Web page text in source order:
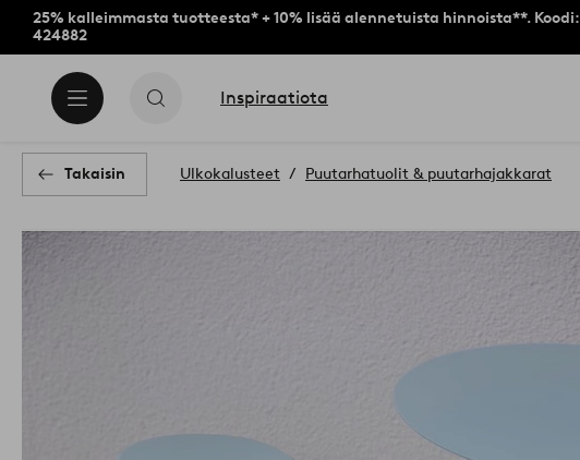
25% kalleimmasta tuotteesta* + 10% lisää alennetuista hinnoista**. Koodi:
424882
Inspiraatiota
Takaisin Ulkokalusteet Puutarhatuolit & puutarhajakkarat